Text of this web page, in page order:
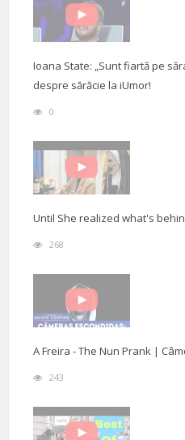
Ioana State: „Sunt fiartă pe
despre sărăcie la iUmor!
0
Until She realized what's
268
A Freira - The Nun Prank |
243